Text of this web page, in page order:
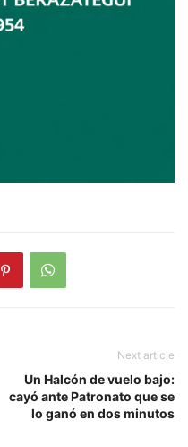
Next article
Un Halcón de vuelo bajo:
cayó ante Patronato que se
lo ganó en dos minutos